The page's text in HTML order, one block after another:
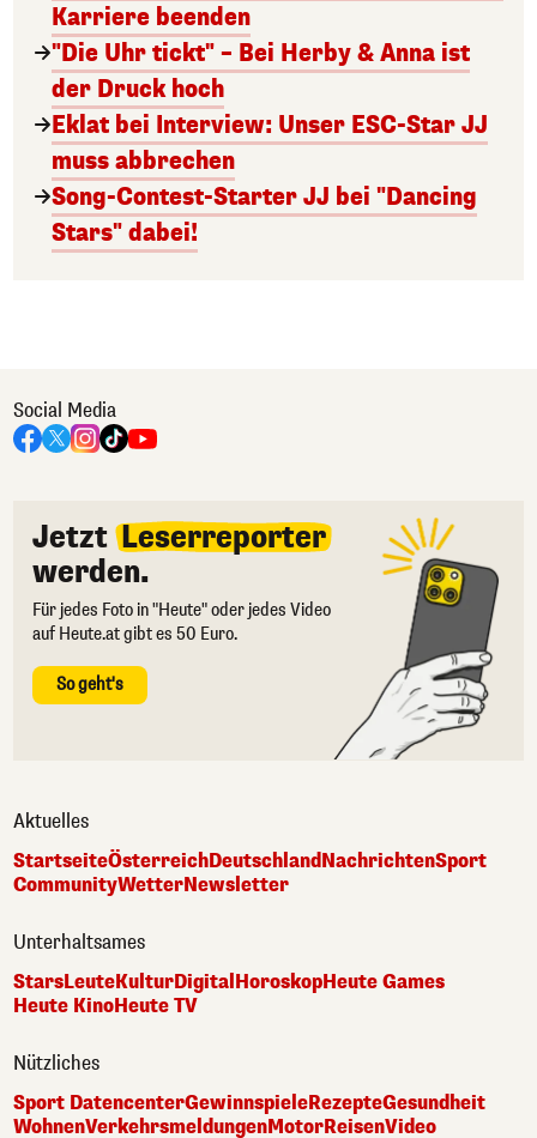
Karriere beenden
"Die Uhr tickt" – Bei Herby & Anna ist
der Druck hoch
Eklat bei Interview: Unser ESC-Star JJ
muss abbrechen
Song-Contest-Starter JJ bei "Dancing
Stars" dabei!
Social Media
Jetzt Leserreporter
werden.
Für jedes Foto in "Heute" oder jedes Video
auf Heute.at gibt es 50 Euro.
So geht's
Aktuelles
StartseiteÖsterreichDeutschlandNachrichtenSport
CommunityWetterNewsletter
Unterhaltsames
StarsLeuteKulturDigitalHoroskopHeute Games
Heute KinoHeute TV
Nützliches
Sport DatencenterGewinnspieleRezepteGesundheit
WohnenVerkehrsmeldungenMotorReisenVideo